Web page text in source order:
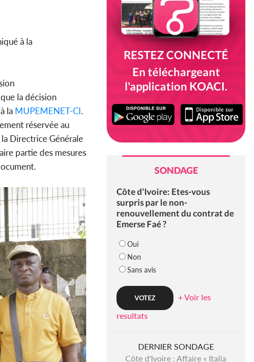
à la
la décision
la MUPEMENET-CI.
réservée au
la Directrice Générale
partie des mesures
RESTEZ CONNECTÉ
En téléchargeant
l'application KOACI.
SONDAGE
Côte d'Ivoire: Etes-vous
surpris par le non-
renouvellement du contrat de
Emerse Faé ?
Oui
Non
Sans avis
+ Voir les
resultats
DERNIER SONDAGE
Côte d'Ivoire : Affaire « Italia